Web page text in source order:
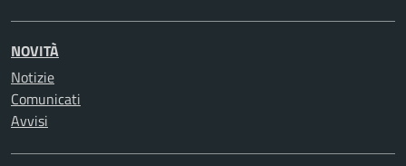
NOVITÀ
Notizie
Comunicati
Avvisi